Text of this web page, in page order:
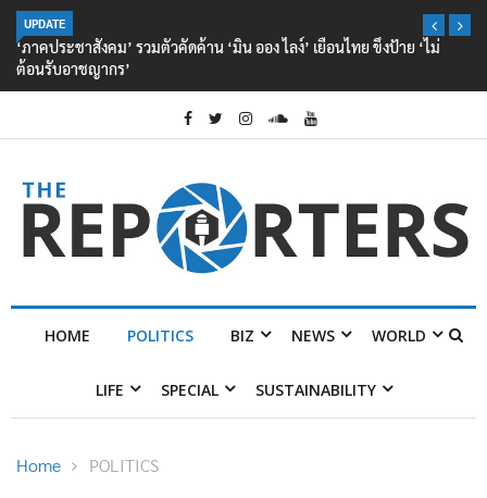
UPDATE
‘ภาคประชาสังคม’ รวมตัวคัดค้าน ‘มิน ออง ไลง์’ เยือนไทย ขึงป้าย ‘ไม่
ต้อนรับอาชญากร’
HOME POLITICS BIZ NEWS WORLD
LIFE SPECIAL SUSTAINABILITY
Home POLITICS